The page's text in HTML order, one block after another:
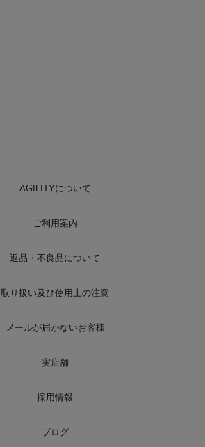
AGILITYについて
ご利用案内
返品・不良品について
取り扱い及び使用上の注意
メールが届かないお客様
実店舗
採用情報
ブログ